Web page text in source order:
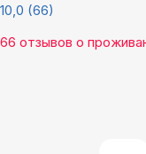
10,0 (66)
66 отзывов о